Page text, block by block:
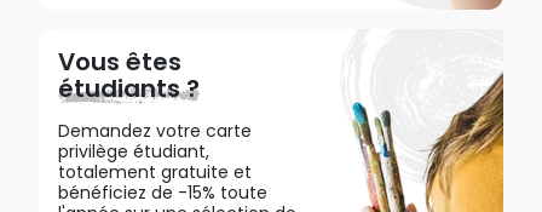
Vous êtes
étudiants ?
Demandez votre carte
privilège étudiant,
totalement gratuite et
bénéficiez de -15% toute